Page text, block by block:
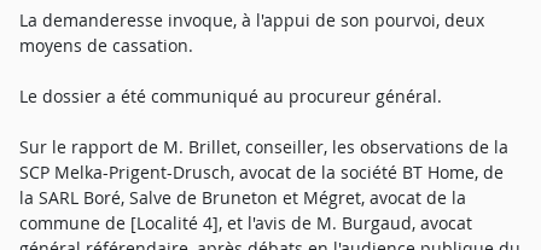
La demanderesse invoque, à l'appui de son pourvoi, deux
moyens de cassation.
Le dossier a été communiqué au procureur général.
Sur le rapport de M. Brillet, conseiller, les observations de la
SCP Melka-Prigent-Drusch, avocat de la société BT Home, de
la SARL Boré, Salve de Bruneton et Mégret, avocat de la
commune de [Localité 4], et l'avis de M. Burgaud, avocat